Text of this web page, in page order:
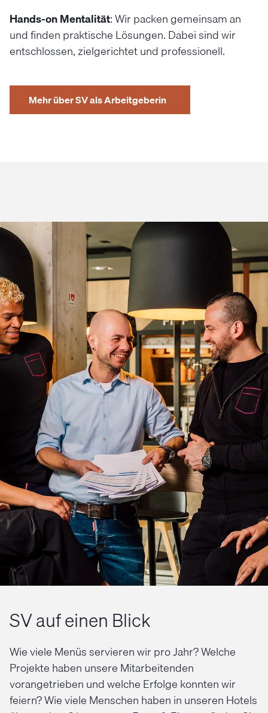
Hands-on Mentalität: Wir packen gemeinsam an
und finden praktische Lösungen. Dabei sind wir
entschlossen, zielgerichtet und professionell.
Mehr über SV als Arbeitgeberin
SV auf einen Blick
Wie viele Menüs servieren wir pro Jahr? Welche
Projekte haben unsere Mitarbeitenden
vorangetrieben und welche Erfolge konnten wir
feiern? Wie viele Menschen haben in unseren Hotels